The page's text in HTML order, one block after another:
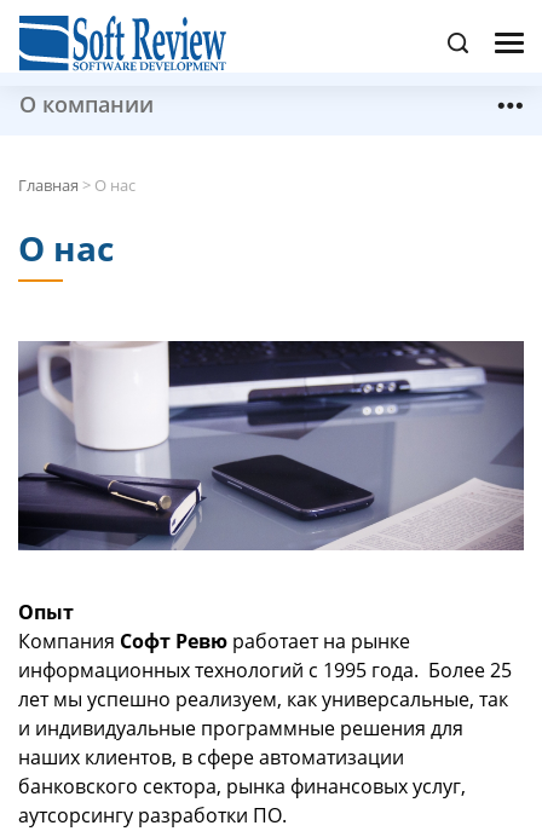
О компании
Главная > О нас
О нас
Опыт
Компания Софт Ревю работает на рынке
информационных технологий с 1995 года. Более 25
лет мы успешно реализуем, как универсальные, так
и индивидуальные программные решения для
наших клиентов, в сфере автоматизации
банковского сектора, рынка финансовых услуг,
аутсорсингу разработки ПО.